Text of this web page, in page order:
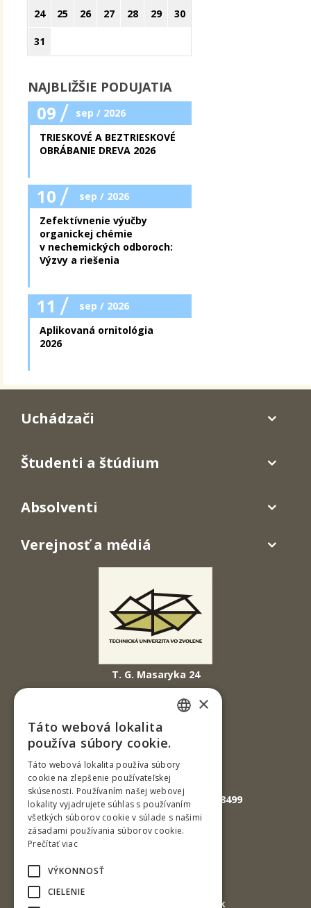
24 25 26 27 28 29 30
31
NAJBLIŽŠIE PODUJATIA
09/ sep / 2026
TRIESKOVÉ A BEZTRIESKOVÉ
OBRÁBANIE DREVA 2026
10/
sep / 2026
Zefektívnenie výučby
organickej chémie
v nechemických odboroch:
Výzvy a riešenia
11 /
sep / 2026
Aplikovaná ornitológia
2026
T. G. Masaryka 24
960 01 Zvolen
Slovenská republika
Tel.: +421-45-520 61 11
Fax: +421-45-533 00 27
E-mail: info@tuzvo.sk
GPS súradnice: 48.572024,19.118499
E-mail: podatelna@tuzvo.sk
Uchádzači
Študenti a štúdium
Absolventi
Verejnosť a médiá
×
Táto webová lokalita
používa súbory cookie.
Táto webová lokalita používa súbory
cookie na zlepšenie používateľskej
skúsenosti. Používaním našej webovej
lokality vyjadrujete súhlas s používaním
všetkých súborov cookie v súlade s našimi
zásadami používania súborov cookie.
Prečítať viac
VÝKONNOSŤ
CIELENIE